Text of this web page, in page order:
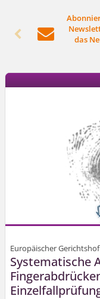
 
das
Europäischer Gerichtshof
Systematische